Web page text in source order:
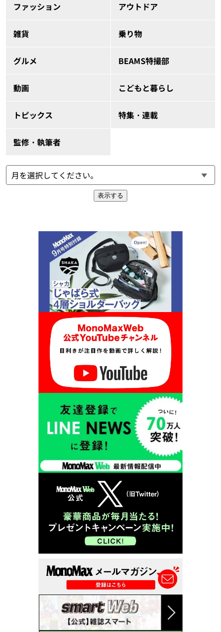
ファッション アウトドア
雑貨 乗り物
グルメ BEAMS特撮部
動画 こどもと暮らし
トピックス 特集・連載
監修・執筆者
表示する